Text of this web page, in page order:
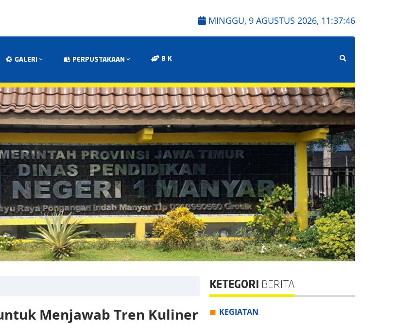
MINGGU, 9 AGUSTUS 2026, 11:37:48
GALERI PERPUSTAKAAN B K
Menjawab Tren Kuliner
KETEGORI BERITA
KEGIATAN